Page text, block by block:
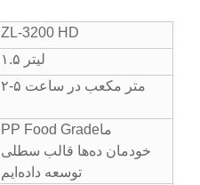
ZL-3200 HD
۱.۵ لیتر
۲-۵ متر مکعب در ساعت
PP Food Gradeما
خودمان ده‌ها قالب سطلی
توسعه داده‌ایم